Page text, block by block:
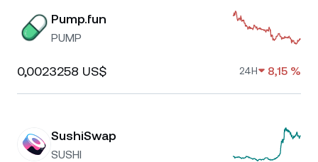
Pump.fun
PUMP
0,0023258 US$ 24H 8,15 %
SushiSwap
SUSHI